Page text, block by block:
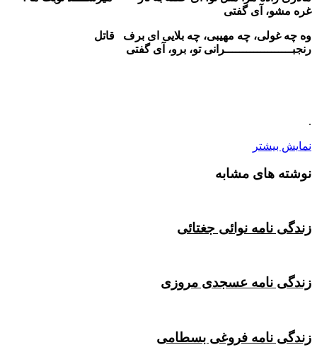
غره مشو، آی گفتی
وه چه غولی، چه مهیبی، چه بلایی ای برف قاتل
رنجبـــــــــــــــــــرانی تو، برو، آی گفتی
.
نمایش بیشتر
نوشته های مشابه
زندگی نامه نوائی جغتائی
زندگی نامه عسجدی مروزی
زندگی نامه فروغی بسطامی